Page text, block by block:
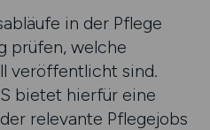
in der Pflege
prüfen, welche
veröffentlicht sind.
bietet hierfür eine
relevante Pflegejobs